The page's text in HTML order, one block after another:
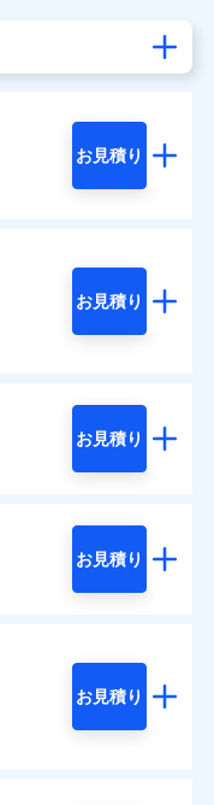
お見積り
お見積り
お見積り
お見積り
お見積り